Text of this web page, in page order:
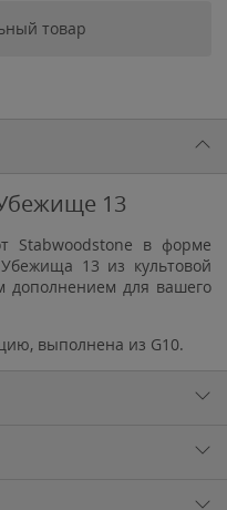
товар
13
Stabwoodstone в форме
13 из культовой
дополнением для вашего
выполнена из G10.